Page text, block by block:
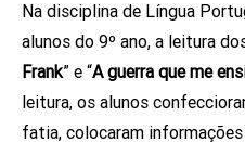
Na disciplina de Língua
alunos do 9º ano, a leitura
Frank” e “A guerra que me
leitura, os alunos
fatia, colocaram